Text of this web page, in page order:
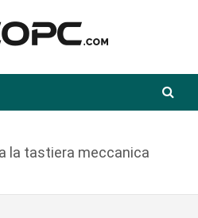
la tastiera meccanica